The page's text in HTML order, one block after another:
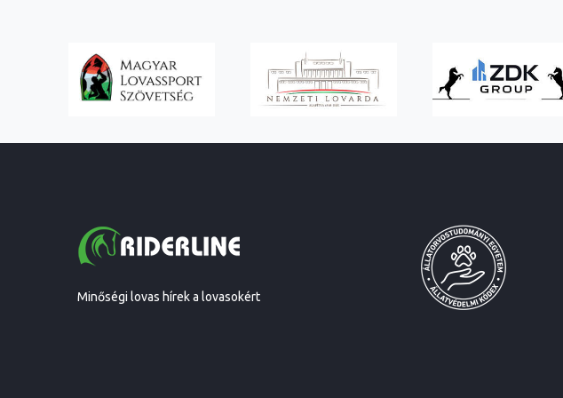
Minőségi lovas hírek a lovasokért